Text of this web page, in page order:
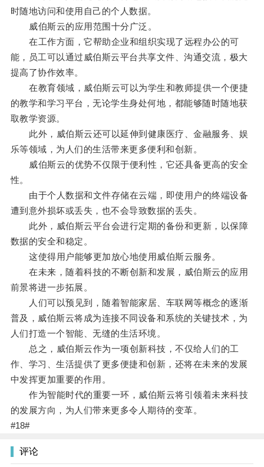
时随地访问和使用自己的个人数据。
威伯斯云的应用范围十分广泛。
在工作方面，它帮助企业和组织实现了远程办公的可
能，员工可以通过威伯斯云平台共享文件、沟通交流，极大
提高了协作效率。
在教育领域，威伯斯云可以为学生和教师提供一个便捷
的教学和学习平台，无论学生身处何地，都能够随时随地获
取教学资源。
此外，威伯斯云还可以延伸到健康医疗、金融服务、娱
乐等领域，为人们的生活带来更多便利和创新。
威伯斯云的优势不仅限于便利性，它还具备更高的安全
性。
由于个人数据和文件存储在云端，即使用户的终端设备
遭到意外损坏或丢失，也不会导致数据的丢失。
此外，威伯斯云平台会进行定期的备份和更新，以保障
数据的安全和稳定。
这使得用户能够更加放心地使用威伯斯云服务。
在未来，随着科技的不断创新和发展，威伯斯云的应用
前景将进一步拓展。
人们可以预见到，随着智能家居、车联网等概念的逐渐
普及，威伯斯云将成为连接不同设备和系统的关键技术，为
人们打造一个智能、无缝的生活环境。
总之，威伯斯云作为一项创新科技，不仅给人们的工
作、学习、生活提供了更多便捷和创新，还将在未来的发展
中发挥更加重要的作用。
作为智能时代的重要一环，威伯斯云将引领着未来科技
的发展方向，为人们带来更多令人期待的变革。
#18#
评论